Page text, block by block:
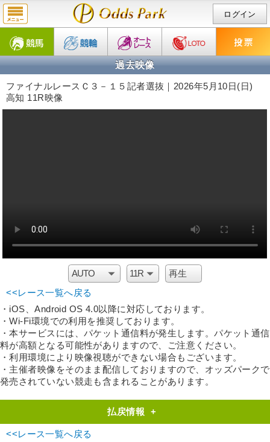
ログイン
過去映像
ファイナルレースＣ３－１５記者選抜｜2026年5月10日(日)
高知 11R映像
<<レース一覧へ戻る
・iOS、Android OS 4.0以降に対応しております。
・Wi-Fi環境での利用を推奨しております。
・本サービスには、パケット通信料が発生します。パケット通信
料が高額となる可能性がありますので、ご注意ください。
・利用環境により映像視聴ができない場合もございます。
・主催者映像をそのまま配信しておりますので、オッズパークで
発売されていない競走も含まれることがあります。
払戻情報 +
<<レース一覧へ戻る